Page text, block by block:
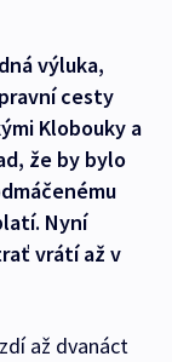
výluka,
cesty
Klobouky a
že by bylo
Nyní
vrátí až v
až dvanáct